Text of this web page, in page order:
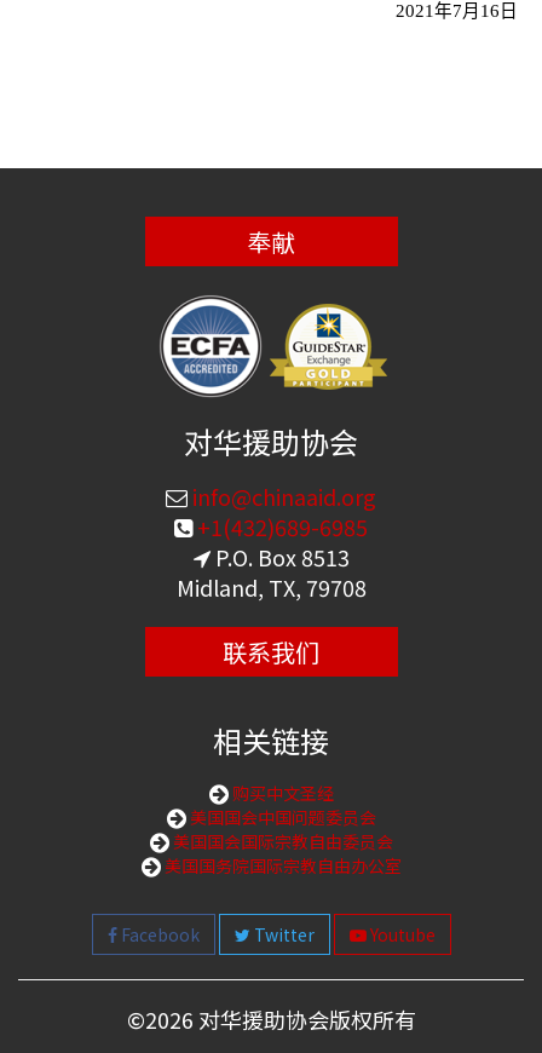
2021年7月 16 日
奉献
对华援助协会
info@chinaaid.org
+1(432)689-6985
P.O. Box 8513
Midland, TX, 79708
联系我们
相关链接
购买中文圣经
美国国会中国问题委员会
美国国会国际宗教自由委员会
美国国务院国际宗教自由办公室
Facebook Twitter Youtube
©2026 对华援助协会版权所有